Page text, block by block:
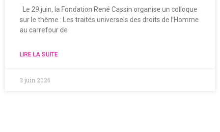
Le 29 juin, la Fondation René Cassin organise un colloque
sur le thème : Les traités universels des droits de l’Homme
au carrefour de
LIRE LA SUITE
3 juin 2026